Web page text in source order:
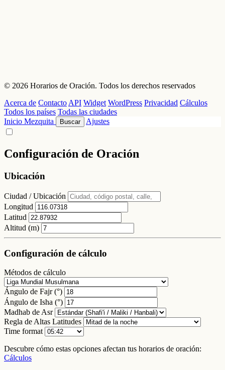
© 2026 Horarios de Oración. Todos los derechos reservados
Acerca de ContactoAPI Widget WordPress Privacidad Cálculos
Todos los países Todas las ciudades
Inicio Mezquita Buscar Ajustes
Configuración de Oración
Ubicación
Ciudad / Ubicación
Longitud
Latitud
Altitud (m)
Configuración de cálculo
Métodos de cálculo
Ángulo de Fajr (°)
Ángulo de Isha (°)
Madhab de Asr
Regla de Altas Latitudes
Time format
Descubre cómo estas opciones afectan tus horarios de oración:
Cálculos